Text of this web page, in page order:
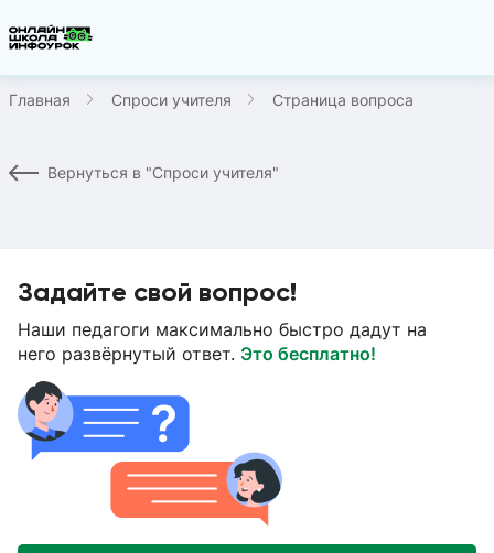
Главная Спроси учителя Страница вопроса
Вернуться в "Спроси учителя"
Задайте свой вопрос!
Наши педагоги максимально быстро дадут на
него развёрнутый ответ. Это бесплатно!